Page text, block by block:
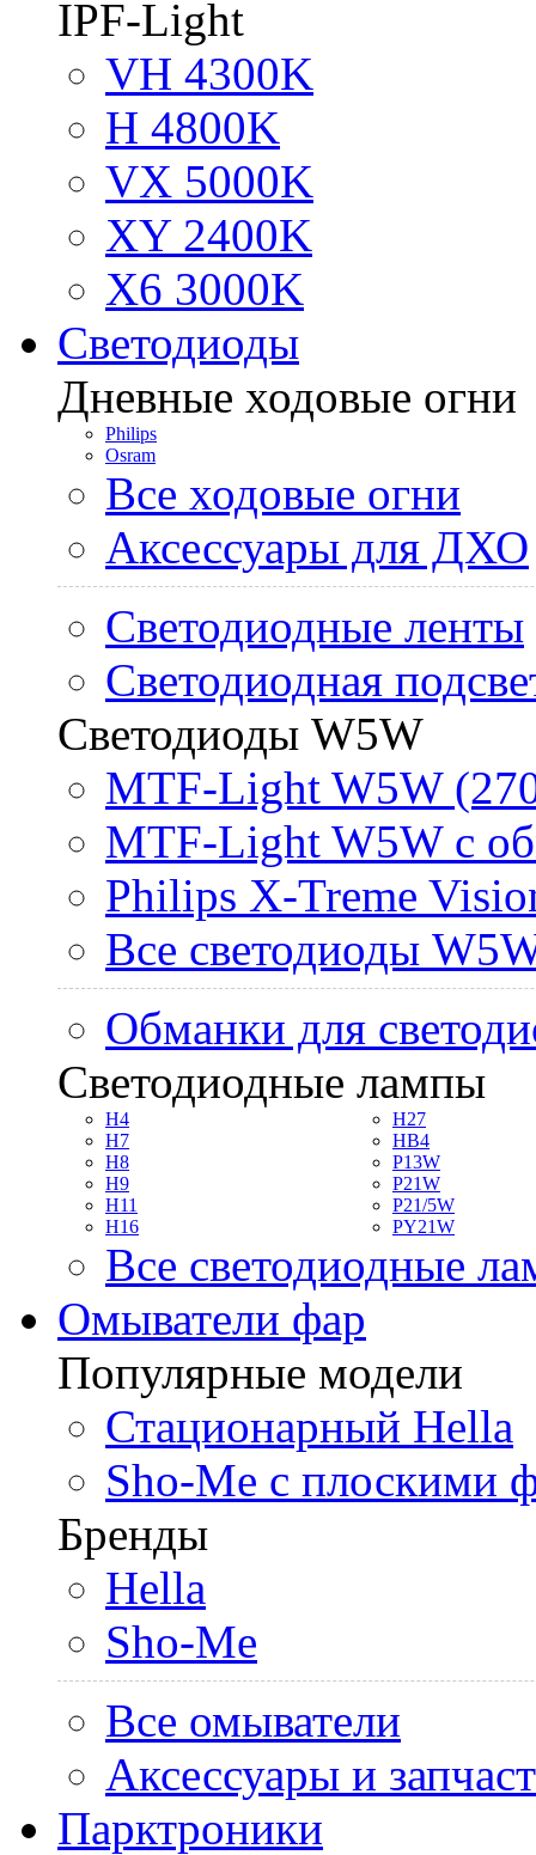
IPF-Light
VH 4300K
H 4800K
VX 5000K
XY 2400K
X6 3000K
Светодиоды
Дневные ходовые огни
Philips
Osram
Все ходовые огни
Аксессуары для ДХО
Светодиодные ленты
Светодиодная
Светодиоды W5W
MTF-Light W5W
MTF-Light W5W с
Philips X-Treme
Все светодиоды
Обманки для
Светодиодные лампы
H4
H7
H8
H9
H11
H16
H27
HB4
P13W
P21W
P21/5W
PY21W
Все светодиодные
Омыватели фар
Популярные модели
Стационарный Hella
Sho-Me с плоскими
Бренды
Hella
Sho-Me
Все омыватели
Аксессуары и
Парктроники